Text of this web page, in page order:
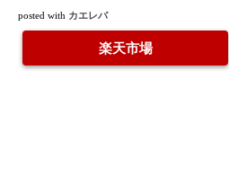
posted with カエレバ
楽天市場